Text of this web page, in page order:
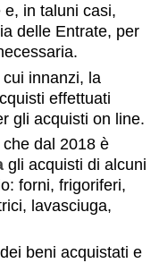
in taluni casi,
delle Entrate, per
innanzi, la
effettuati
gli acquisti on line.
dal 2018 è
gli acquisti di alcuni
forni, frigoriferi,
lavasciuga,
beni acquistati e